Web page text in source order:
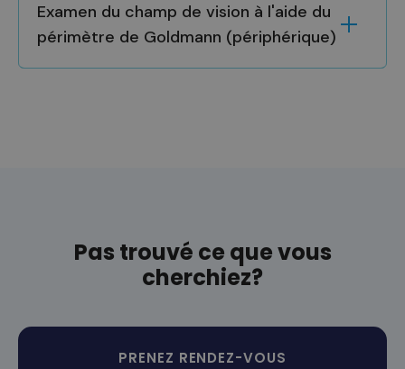
Examen du champ de vision à l'aide du
périmètre de Goldmann (périphérique)
Pas trouvé ce que vous
cherchiez?
PRENEZ RENDEZ-VOUS